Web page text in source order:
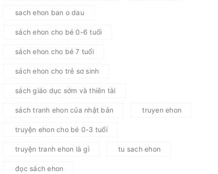
sach ehon ban o dau
sách ehon cho bé 0-6 tuổi
sách ehon cho bé 7 tuổi
sách ehon cho trẻ sơ sinh
sách giáo dục sớm và thiên tài
sách tranh ehon của nhật bản truyen ehon
truyện ehon cho bé 0-3 tuổi
truyện tranh ehon là gì tu sach ehon
đọc sách ehon